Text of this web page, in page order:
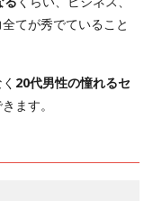
てが秀でていること
20代男性の憧れるセ
ます。